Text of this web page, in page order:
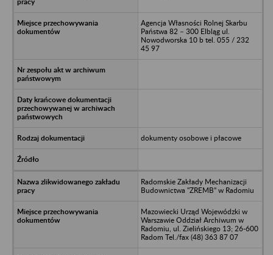
Agencja Własności Rolnej Skarbu
Państwa 82 – 300 Elbląg ul.
Nowodworska 10 b tel. 055 / 232
45 97
dokumenty osobowe i płacowe
Radomskie Zakłady Mechanizacji
Budownictwa "ZREMB” w Radomiu
Mazowiecki Urząd Wojewódzki w
Warszawie Oddział Archiwum w
Radomiu, ul. Zielińskiego 13; 26-600
Radom Tel./fax (48) 363 87 07